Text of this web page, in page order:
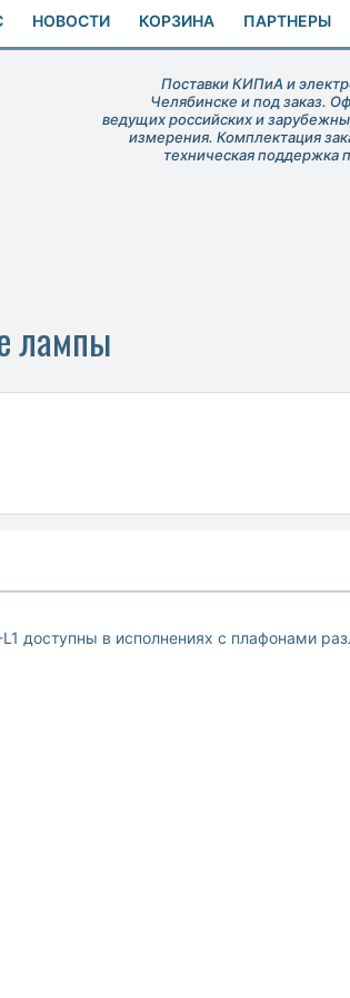
НОВОСТИ КОРЗИНА ПАРТНЕРЫ
Поставки КИПиА и
Челябинске и под заказ.
ведущих российских и
измерения. Комплектация
техническая поддержка
лампы
доступны в исполнениях с плафонами